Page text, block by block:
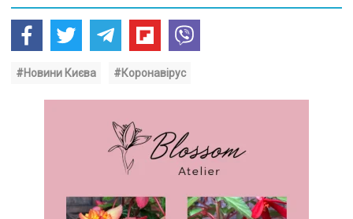
#Новини Києва #Коронавірус